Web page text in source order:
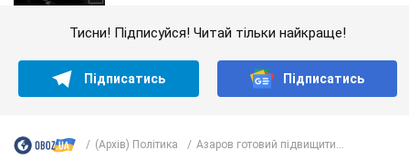
Тисни! Підписуйся! Читай тільки найкраще!
Підписатись Підписатись
(Архів) Політика Азаров готовий підвищити...